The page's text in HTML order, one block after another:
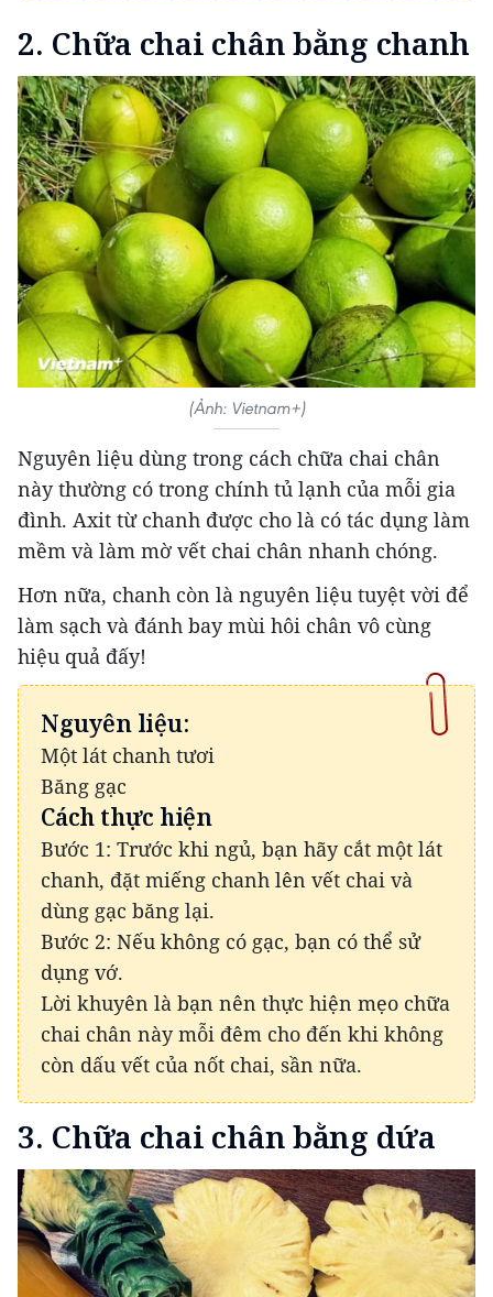
2. Chữa chai chân bằng chanh
(Ảnh: Vietnam+)
Nguyên liệu dùng trong cách chữa chai chân
này thường có trong chính tủ lạnh của mỗi gia
đình. Axit từ chanh được cho là có tác dụng làm
mềm và làm mờ vết chai chân nhanh chóng.
Hơn nữa, chanh còn là nguyên liệu tuyệt vời để
làm sạch và đánh bay mùi hôi chân vô cùng
hiệu quả đấy!
Nguyên liệu:
Một lát chanh tươi
Băng gạc
Cách thực hiện
Bước 1: Trước khi ngủ, bạn hãy cắt một lát
chanh, đặt miếng chanh lên vết chai và
dùng gạc băng lại.
Bước 2: Nếu không có gạc, bạn có thể sử
dụng vớ.
Lời khuyên là bạn nên thực hiện mẹo chữa
chai chân này mỗi đêm cho đến khi không
còn dấu vết của nốt chai, sần nữa.
3. Chữa chai chân bằng dứa